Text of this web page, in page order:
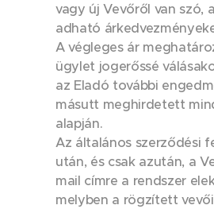
vagy új Vevőről van szó,
adható
A végleges ár
ügylet jogerőssé
az Eladó további
másutt meghirdetett
alapján.
Az általános szerződési
után, és csak azután, a
mail címre a rendszer
melyben a rögzített